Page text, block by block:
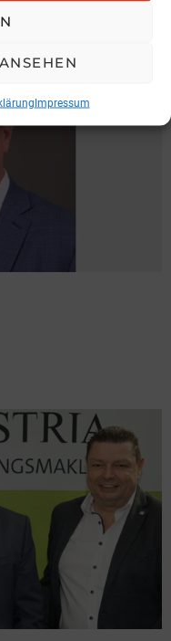
Impressum